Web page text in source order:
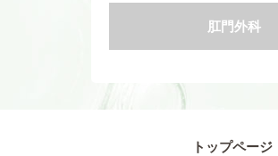
肛門外科
トップページ